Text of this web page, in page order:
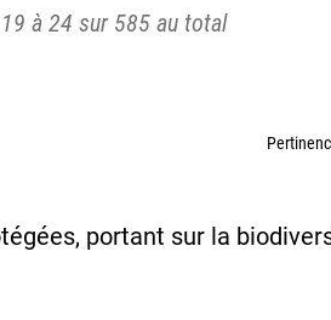
à 24 sur 585 au total
portant sur la